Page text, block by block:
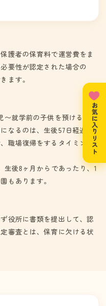
護者の保育料で運営費をま
要性が認定された場合の
ます。
〜就学前の子供を預けること
なるのは、生後57日経過し
職場復帰をするタイミング
生後8ヶ月からであったり、1
もあります。
役所に書類を提出して、認
審査とは、保育に欠ける状
お気に入りリスト